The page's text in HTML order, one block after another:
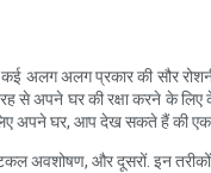
अलग अलग प्रकार की सौर
घर की रक्षा करने के लिए
अपने घर, आप देख सकते हैं की
अवशोषण, और दूसरों. इन